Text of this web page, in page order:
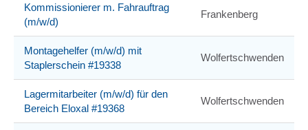
Kommissionierer m. Fahrauftrag
(m/w/d)
Frankenberg
Montagehelfer (m/w/d) mit
Staplerschein #19338
Wolfertschwenden
Lagermitarbeiter (m/w/d) für den
Bereich Eloxal #19368
Wolfertschwenden